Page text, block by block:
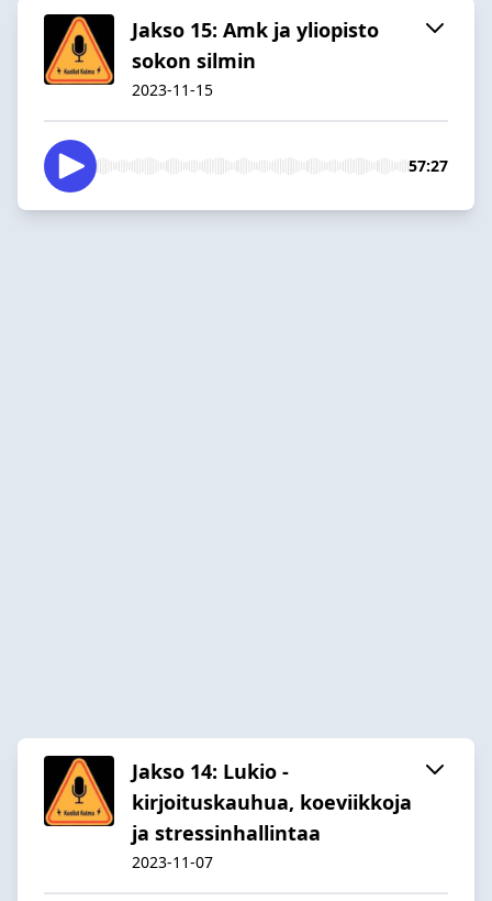
Jakso 15: Amk ja yliopisto
sokon silmin
2023-11-15
57:27
Jakso 14: Lukio -
kirjoituskauhua, koeviikkoja
ja stressinhallintaa
2023-11-07